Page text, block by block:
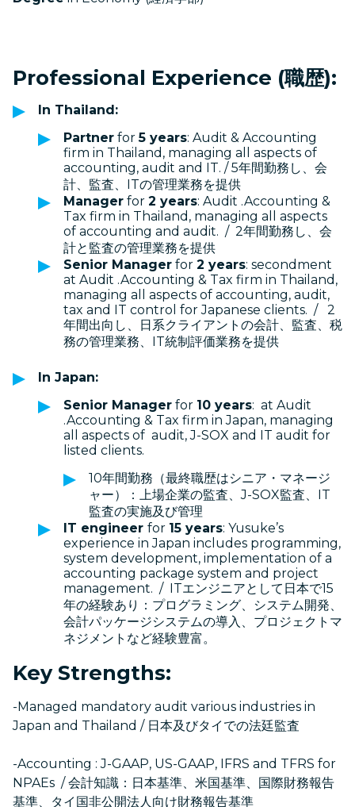
Professional Experience (職歴):
In Thailand:
Partner for5 years: Audit & Accounting
firm in Thailand, managing all aspects of
accounting, audit and IT. / 5年間勤務し、会
計、監査、ITの管理業務を提供
Manager for 2 years: Audit .Accounting &
Tax firm in Thailand, managing all aspects
of accounting and audit. / 2年間勤務し、会
計と監査の管理業務を提供
Senior Manager for 2 years: secondment
at Audit .Accounting & Tax firm in Thailand,
managing all aspects of accounting, audit,
tax and IT control for Japanese clients. / 2
年間出向し、日系クライアントの会計、監査、税
務の管理業務、IT統制評価業務を提供
In Japan:
Senior Manager for 10 years: at Audit
.Accounting & Tax firm in Japan, managing
all aspects of audit, J-SOX and IT audit for
listed clients.
10年間勤務（最終職歴はシニア・マネージ
ャー）：上場企業の監査、J-SOX監査、IT
監査の実施及び管理
IT engineer for 15 years: Yusuke’s
experience in Japan includes programming,
system development, implementation of a
accounting package system and project
management. / ITエンジニアとして日本で15
年の経験あり：プログラミング、システム開発、
会計パッケージシステムの導入、プロジェクトマ
ネジメントなど経験豊富。
Key Strengths:
-Managed mandatory audit various industries in
Japan and Thailand / 日本及びタイでの法廷監査
-Accounting : J-GAAP, US-GAAP, IFRS and TFRS for
NPAEs / 会計知識：日本基準、米国基準、国際財務報告
基準、タイ国非公開法人向け財務報告基準